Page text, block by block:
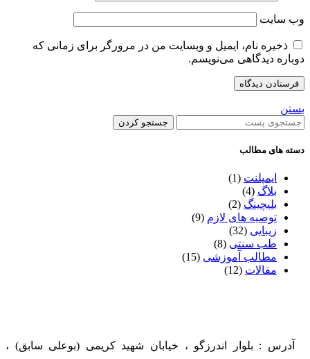
وب‌ سایت
ذخیره نام، ایمیل و وبسایت من در مرورگر برای زمانی که
دوباره دیدگاهی می‌نویسم.
بستن
جستجو کردن
دسته های مطالب
ایمپلنت (1)
بلاگ (4)
بلیچینگ (2)
توصیه های لازم (9)
زیبایی (32)
طب سنتی (8)
مطالب آموزشی (15)
مقالات (12)
آدرس : بلوار اندرزگو ، خیابان شهید کریمی (بوعلی سابق) ،